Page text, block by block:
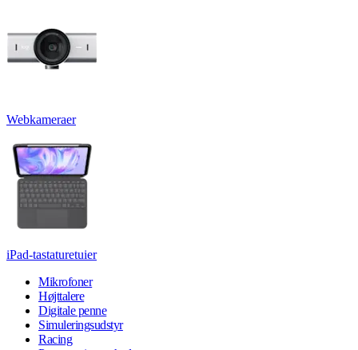
Webkameraer
iPad-tastaturetuier
Mikrofoner
Højttalere
Digitale penne
Simuleringsudstyr
Racing